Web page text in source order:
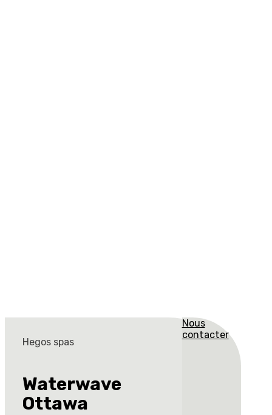
Hegos spas
Waterwave
Ottawa
Nous
contacter